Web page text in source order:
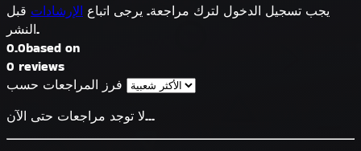
يجب تسجيل الدخول لترك مراجعة. يرجى اتباع الإرشادات قبل
النشر.
0.0based on
0 reviews
فرز المراجعات حسب
لا توجد مراجعات حتى الآن...